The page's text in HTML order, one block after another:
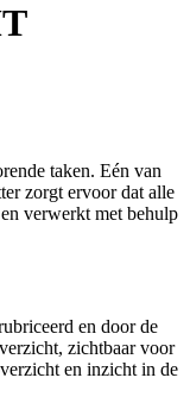
taken. Eén van
zorgt ervoor dat alle
verwerkt met behulp
en door de
zichtbaar voor
en inzicht in de